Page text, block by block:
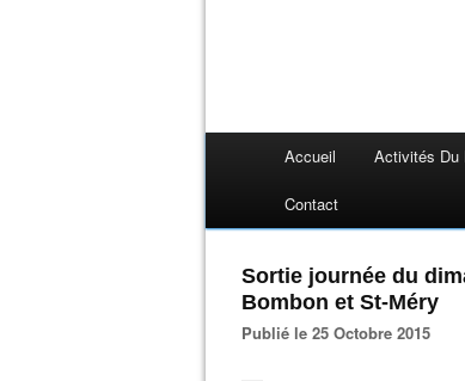
Accueil Activités Du
Contact
Sortie journée du
Bombon et St-Méry
Publié le 25 Octobre 2015